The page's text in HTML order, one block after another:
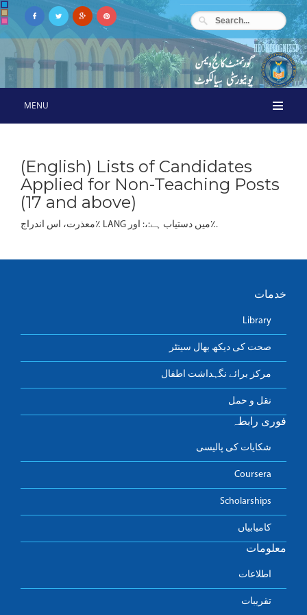
MENU
(English) Lists of Candidates
Applied for Non-Teaching Posts
(17 and above)
معذرت، اس اندراج٪ LANG میں دستیاب ہے:،: اور٪.
خدمات
Library
صحت کی دیکھ بھال سینٹر
مرکز برائے نگہداشت اطفال
نقل و حمل
فوری رابطہ
شکایات کی پالیسی
Coursera
Scholarships
کامیابیاں
معلومات
اطلاعات
تقریبات